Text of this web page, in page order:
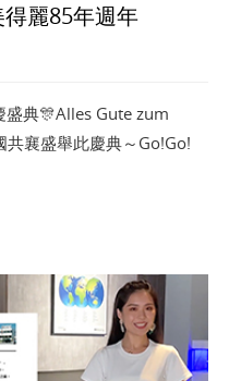
麗85年週年
典🎊Alles Gute zum
襄盛舉此慶典～Go!Go!